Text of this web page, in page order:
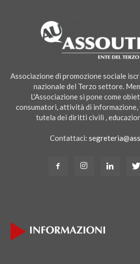
Associazione di promozione sociale
nazionale del Terzo settore.
L'Associazione si pone come
consumatori, attività di
tutela dei diritti civili ,
Contattaci: